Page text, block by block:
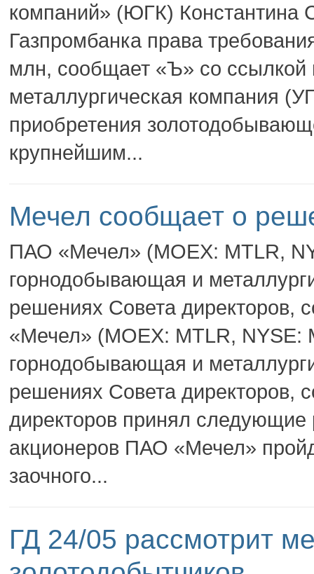
компаний» (ЮГК) Константина
Газпромбанка права
млн, сообщает «Ъ» со ссылкой
металлургическая компания
приобретения
крупнейшим...
Мечел сообщает о
ПАО «Мечел» (MOEX: MTLR,
горнодобывающая и
решениях Совета директоров,
«Мечел» (MOEX: MTLR, NYSE:
горнодобывающая и
решениях Совета директоров,
директоров принял
акционеров ПАО «Мечел»
заочного...
ГД 24/05 рассмотрит